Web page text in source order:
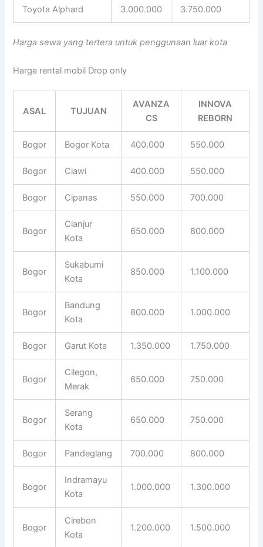
Toyota Alphard 3.000.000 3.750.000
Harga sewa yang tertera untuk penggunaan luar kota
Harga rental mobil Drop only
ASAL TUJUAN
AVANZA
CS
INNOVA
REBORN
Bogor Bogor Kota 400.000 550.000
Bogor Ciawi 400.000 550.000
Bogor Cipanas 550.000 700.000
Bogor
Cianjur
Kota
650.000 800.000
Bogor
Sukabumi
Kota
850.000 1.100.000
Bogor
Bandung
Kota
800.000 1.000.000
Bogor Garut Kota 1.350.000 1.750.000
Bogor
Cilegon,
Merak
650.000 750.000
Bogor
Serang
Kota
650.000 750.000
Bogor Pandeglang 700.000 800.000
Bogor
Indramayu
Kota
1.000.000 1.300.000
Bogor
Cirebon
Kota
1.200.000 1.500.000